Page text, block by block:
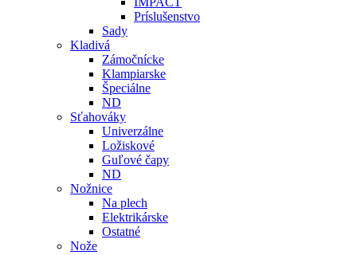
Príslušenstvo
Sady
Kladivá
Zámočnícke
Klampiarske
Špeciálne
ND
Sťahováky
Univerzálne
Ložiskové
Guľové čapy
ND
Nožnice
Na plech
Elektrikárske
Ostatné
Nože